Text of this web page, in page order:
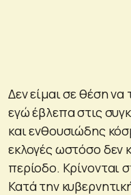
Δεν είμαι σε θέση
εγώ έβλεπα στις
και ενθουσιώδης
εκλογές ωστόσο δεν
περίοδο. Κρίνονται
Κατά την